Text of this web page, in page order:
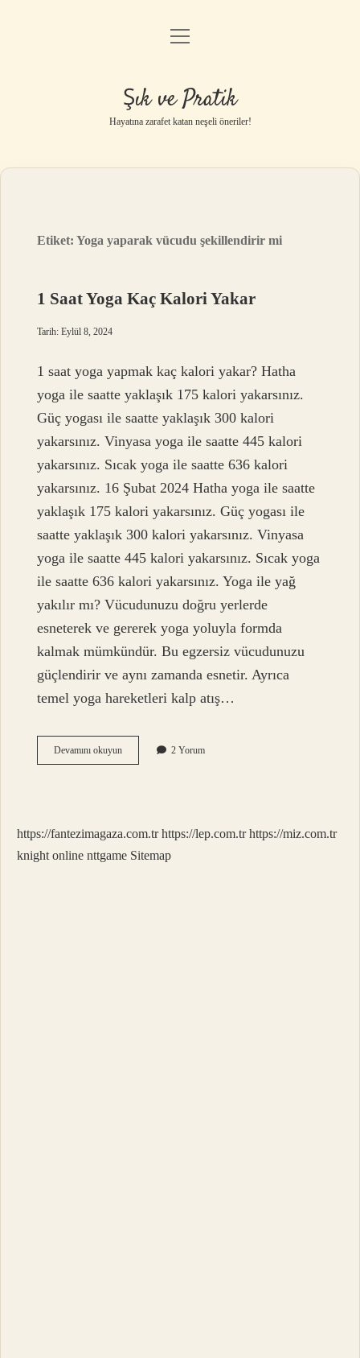
Anasayfa
Yasal Uyarı
menüyü
Şık ve Pratik
Hayatına zarafet katan neşeli öneriler!
Etiket:Yoga yaparak vücudu şekillendirir mi
1 Saat Yoga Kaç Kalori Yakar
Tarih: Eylül 8, 2024
1 saat yoga yapmak kaç kalori yakar? Hatha
yoga ile saatte yaklaşık 175 kalori yakarsınız.
Güç yogası ile saatte yaklaşık 300 kalori
yakarsınız. Vinyasa yoga ile saatte 445 kalori
yakarsınız. Sıcak yoga ile saatte 636 kalori
yakarsınız. 16 Şubat 2024 Hatha yoga ile saatte
yaklaşık 175 kalori yakarsınız. Güç yogası ile
saatte yaklaşık 300 kalori yakarsınız. Vinyasa
yoga ile saatte 445 kalori yakarsınız. Sıcak yoga
ile saatte 636 kalori yakarsınız. Yoga ile yağ
yakılır mı? Vücudunuzu doğru yerlerde
esneterek ve gererek yoga yoluyla formda
kalmak mümkündür. Bu egzersiz vücudunuzu
güçlendirir ve aynı zamanda esnetir. Ayrıca
temel yoga hareketleri kalp atış…
Devamını okuyun1
Saat
2 Yorum
https://fantezimagaza.com.tr https://lep.com.tr https://miz.com.tr
knight online nttgame Sitemap